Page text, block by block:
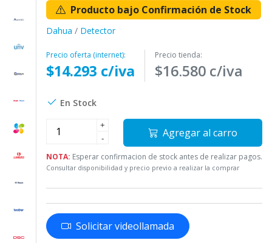
Producto bajo Confirmación de Stock
Dahua / Detector
Precio oferta (internet):
$14.293 c/iva
Precio tienda:
$16.580 c/iva
En Stock
+
-
Agregar al carro
NOTA: Esperar confirmacion de stock antes de realizar pagos.
Consultar disponibilidad y precio previo a realizar la comprar
Solicitar videollamada